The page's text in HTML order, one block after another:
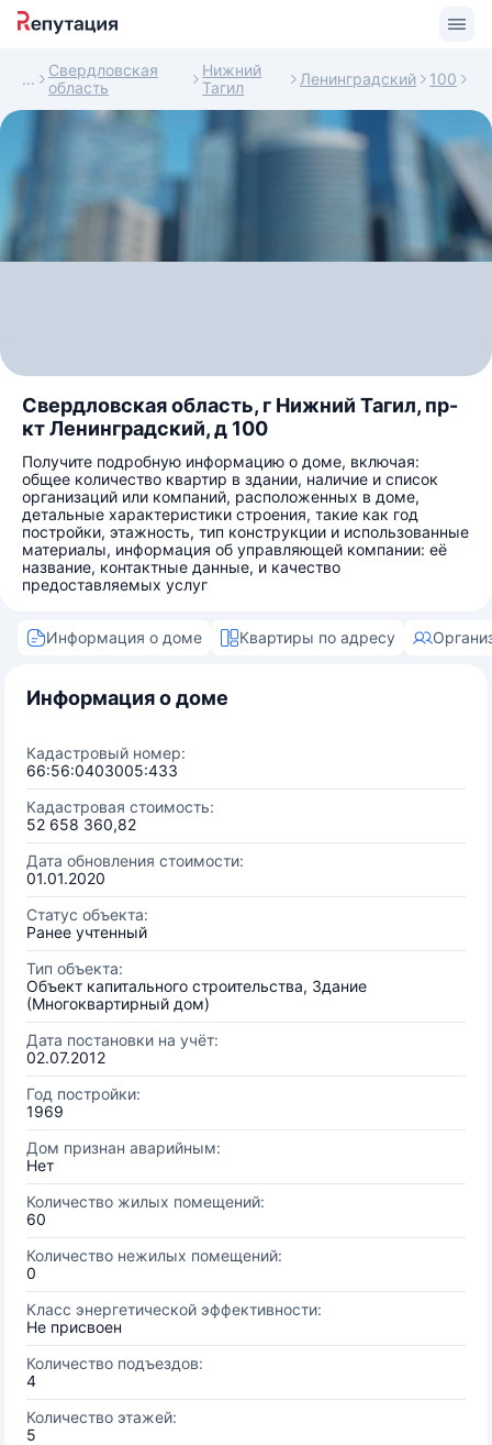
Свердловская
область
Нижний
Тагил
Ленинградский 100
Свердловская область, г Нижний Тагил, пр-
кт Ленинградский, д 100
Получите подробную информацию о доме, включая:
общее количество квартир в здании, наличие и список
организаций или компаний, расположенных в доме,
детальные характеристики строения, такие как год
постройки, этажность, тип конструкции и использованные
материалы, информация об управляющей компании: её
название, контактные данные, и качество
предоставляемых услуг
Информация о доме Квартиры по адресу
Информация о доме
Кадастровый номер:
66:56:0403005:433
Кадастровая стоимость:
52 658 360,82
Дата обновления стоимости:
01.01.2020
Статус объекта:
Ранее учтенный
Тип объекта:
Объект капитального строительства, Здание
(Многоквартирный дом)
Дата постановки на учёт:
02.07.2012
Год постройки:
1969
Дом признан аварийным:
Нет
Количество жилых помещений:
60
Количество нежилых помещений:
0
Класс энергетической эффективности:
Не присвоен
Количество подъездов:
4
Количество этажей:
5